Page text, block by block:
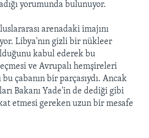
yorumunda bulunuyor.
arenadaki imajını
Libya'nın gizli bir nükleer
kabul ederek bu
ve Avrupalı hemşireleri
bu çabanın bir parçasıydı. Ancak
Bakanı Yade'in de dediği gibi
etmesi gereken uzun bir mesafe